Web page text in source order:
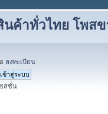
ค้าทั่วไทย โพส
ลงทะเบียน
ซสชั่น